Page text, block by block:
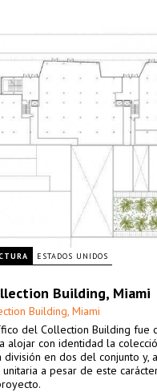
ESTADOS UNIDOS
Building, Miami
Building, Miami
del Collection Building fue
alojar con identidad la
división en dos del conjunto y,
a pesar de este